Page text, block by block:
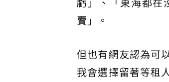
賣」。
但也有網友認為可
我會選擇留著等租